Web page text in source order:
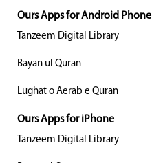
Ours Apps for Android Phone
Tanzeem Digital Library
Bayan ul Quran
Lughat o Aerab e Quran
Ours Apps for iPhone
Tanzeem Digital Library